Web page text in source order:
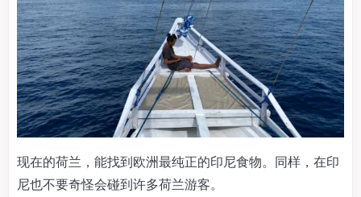
现在的荷兰，能找到欧洲最纯正的印尼食物。同样，在印
尼也不要奇怪会碰到许多荷兰游客。